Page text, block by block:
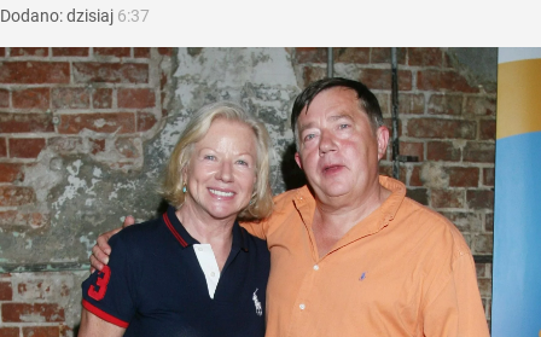
Dodano:dzisiaj 6:37